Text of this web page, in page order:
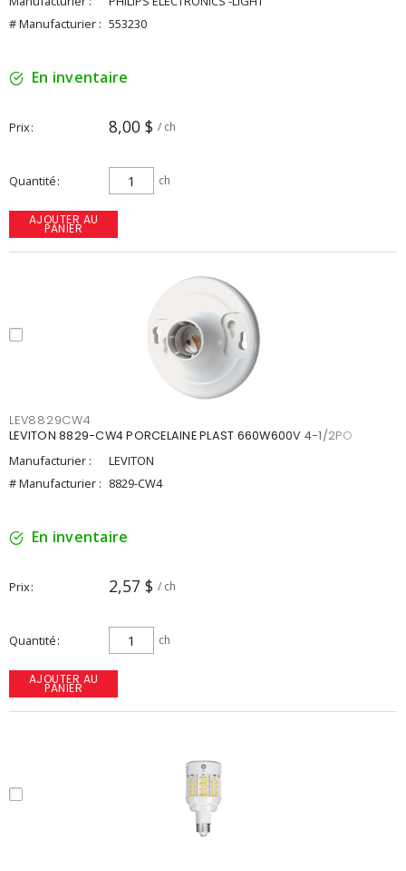
# Manufacturier : 553230
En inventaire
Prix 8,00 $ / ch
Quantité ch
AJOUTER AU
PANIER
LEV8829CW4
LEVITON 8829-CW4 PORCELAINE PLAST 660W600V 4-1/2PO
Manufacturier :
LEVITON
# Manufacturier : 8829-CW4
En inventaire
Prix 2,57 $ / ch
Quantité ch
AJOUTER AU
PANIER